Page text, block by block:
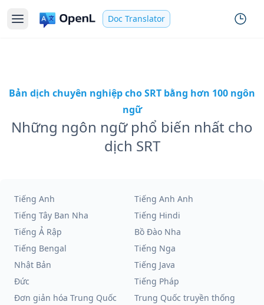
Doc Translator
Bản dịch chuyên nghiệp cho SRT bằng hơn 100 ngôn
ngữ
Những ngôn ngữ phổ biến nhất cho
dịch SRT
Tiếng Anh
Tiếng Anh Anh
Tiếng Tây Ban Nha
Tiếng Hindi
Tiếng Ả Rập
Bồ Đào Nha
Tiếng Bengal
Tiếng Nga
Nhật Bản
Tiếng Java
Đức
Tiếng Pháp
Đơn giản hóa Trung Quốc
Trung Quốc truyền thống